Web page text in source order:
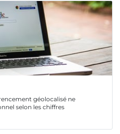
géolocalisé ne
selon les chiffres